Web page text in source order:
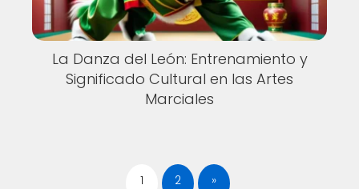
La Danza del León: Entrenamiento y
Significado Cultural en las Artes
Marciales
1 2 »